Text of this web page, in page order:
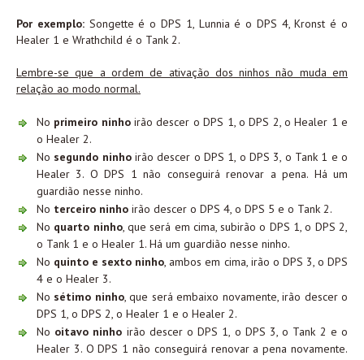
Por exemplo:Songette é o DPS 1, Lunnia é o DPS 4, Kronst é o
Healer 1 e Wrathchild é o Tank 2.
Lembre-se que a ordem de ativação dos ninhos não muda em
relação ao modo normal.
No primeiro ninhoirão descer o DPS 1, o DPS 2, o Healer 1 e
o Healer 2.
No segundo ninhoirão descer o DPS 1, o DPS 3, o Tank 1 e o
Healer 3. O DPS 1 não conseguirá renovar a pena. Há um
guardião nesse ninho.
No terceiro ninho irão descer o DPS 4, o DPS 5 e o Tank 2.
No quarto ninho, que será em cima, subirão o DPS 1, o DPS 2,
o Tank 1 e o Healer 1. Há um guardião nesse ninho.
No quinto e sexto ninho, ambos em cima, irão o DPS 3, o DPS
4 e o Healer 3.
No sétimo ninho, que será embaixo novamente, irão descer o
DPS 1, o DPS 2, o Healer 1 e o Healer 2.
No oitavo ninho irão descer o DPS 1, o DPS 3, o Tank 2 e o
Healer 3. O DPS 1 não conseguirá renovar a pena novamente.